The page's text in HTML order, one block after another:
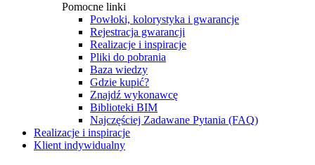
Pomocne linki
Powłoki, kolorystyka i gwarancje
Rejestracja gwarancji
Realizacje i inspiracje
Pliki do pobrania
Baza wiedzy
Gdzie kupić?
Znajdź wykonawcę
Biblioteki BIM
Najczęściej Zadawane Pytania (FAQ)
Realizacje i inspiracje
Klient indywidualny